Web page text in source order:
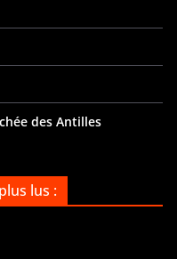
des Antilles
lus :